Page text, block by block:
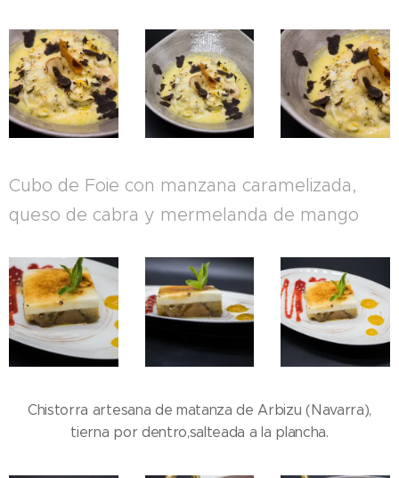
Cubo de Foie con manzana caramelizada,
queso de cabra y mermelanda de mango
Chistorra artesana de matanza de Arbizu (Navarra),
tierna por dentro,salteada a la plancha.